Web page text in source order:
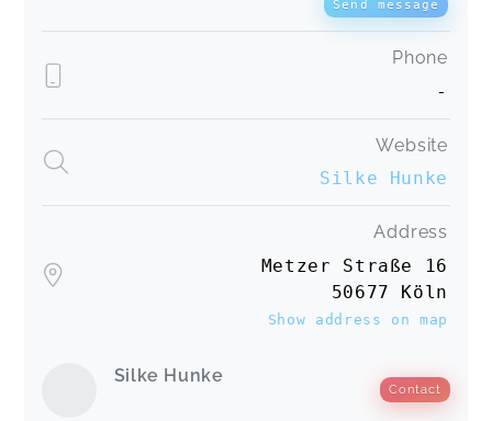
Send message
Phone
-
Website
Silke Hunke
Address
Metzer Straße 16
50677 Köln
Show address on map
Silke Hunke
Contact